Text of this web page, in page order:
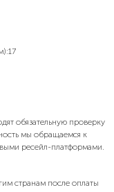
обязательную проверку
мы обращаемся к
ресейл-платформами.
странам после оплаты